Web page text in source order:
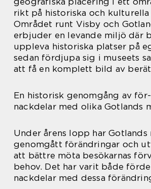
rikt på historiska och kulturella
Området runt Visby och
erbjuder en levande miljö där
uppleva historiska platser på
sedan fördjupa sig i museets
att få en komplett bild av
En historisk genomgång av
nackdelar med olika Gotlands
Under årens lopp har Gotlands
genomgått förändringar och
att bättre möta besökarnas
behov. Det har varit både
nackdelar med dessa